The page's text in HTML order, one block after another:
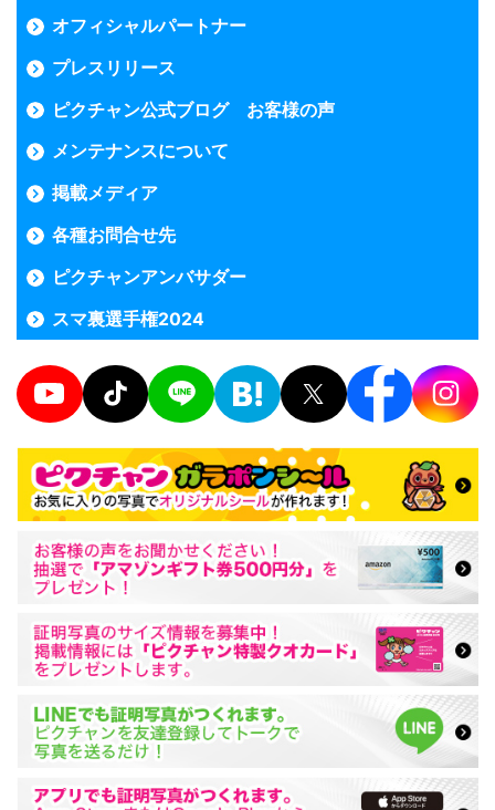
オフィシャルパートナー
プレスリリース
ピクチャン公式ブログ お客様の声
メンテナンスについて
掲載メディア
各種お問合せ先
ピクチャンアンバサダー
スマ裏選手権2024